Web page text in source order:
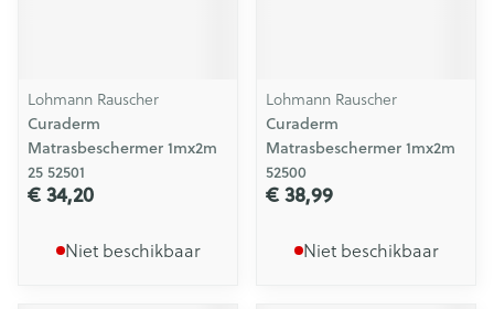
Lohmann Rauscher
Curaderm
Matrasbeschermer 1mx2m
25 52501
€ 34,20
Niet beschikbaar
Lohmann Rauscher
Curaderm
Matrasbeschermer 1mx2m
52500
€ 38,99
Niet beschikbaar